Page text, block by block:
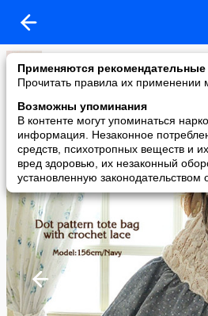
Применяются рекомендательные
Прочитать правила их применении
Возможны упоминания
В контенте могут упоминаться
информация. Незаконное
средств, психотропных веществ и
вред здоровью, их незаконный
установленную законодательством
Светлана
added a photo
14 Feb в 16:41